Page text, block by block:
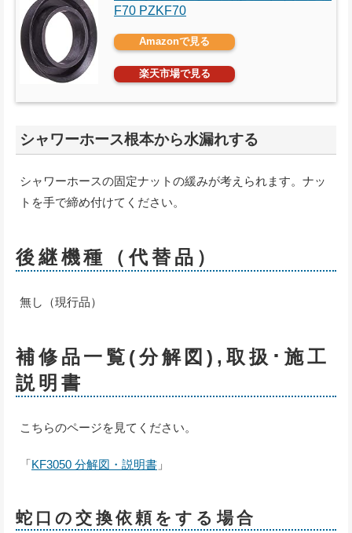
F70 PZKF70
Amazonで見る
楽天市場で見る
シャワーホース根本から水漏れする
シャワーホースの固定ナットの緩みが考えられます。ナッ
トを手で締め付けてください。
後継機種（代替品）
無し（現行品）
補修品一覧(分解図),取扱･施工
説明書
こちらのページを見てください。
「 KF3050 分解図・説明書 」
蛇口の交換依頼をする場合